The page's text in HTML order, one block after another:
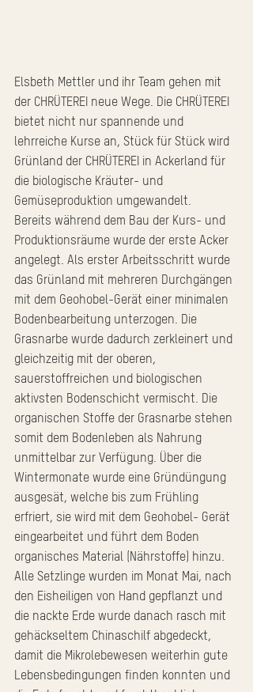
Elsbeth Mettler und ihr Team gehen mit
der CHRÜTEREI neue Wege. Die CHRÜTEREI
bietet nicht nur spannende und
lehrreiche Kurse an, Stück für Stück wird
Grünland der CHRÜTEREI in Ackerland für
die biologische Kräuter- und
Gemüseproduktion umgewandelt.
Bereits während dem Bau der Kurs- und
Produktionsräume wurde der erste Acker
angelegt. Als erster Arbeitsschritt wurde
das Grünland mit mehreren Durchgängen
mit dem Geohobel-Gerät einer minimalen
Bodenbearbeitung unterzogen. Die
Grasnarbe wurde dadurch zerkleinert und
gleichzeitig mit der oberen,
sauerstoffreichen und biologischen
aktivsten Bodenschicht vermischt. Die
organischen Stoffe der Grasnarbe stehen
somit dem Bodenleben als Nahrung
unmittelbar zur Verfügung. Über die
Wintermonate wurde eine Gründüngung
ausgesät, welche bis zum Frühling
erfriert, sie wird mit dem Geohobel- Gerät
eingearbeitet und führt dem Boden
organisches Material (Nährstoffe) hinzu.
Alle Setzlinge wurden im Monat Mai, nach
den Eisheiligen von Hand gepflanzt und
die nackte Erde wurde danach rasch mit
gehäckseltem Chinaschilf abgedeckt,
damit die Mikrolebewesen weiterhin gute
Lebensbedingungen finden konnten und